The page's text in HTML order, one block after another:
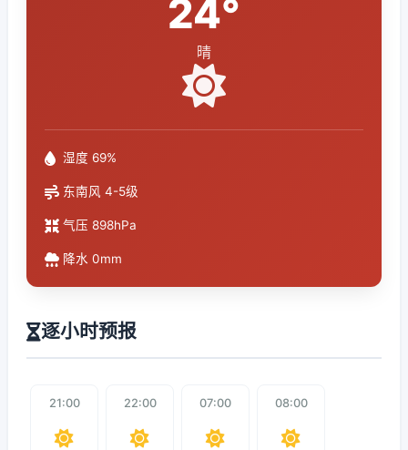
24°
晴
湿度 69%
东南风 4-5级
气压 898hPa
降水 0mm
逐小时预报
21:00 22:00 07:00 08:00